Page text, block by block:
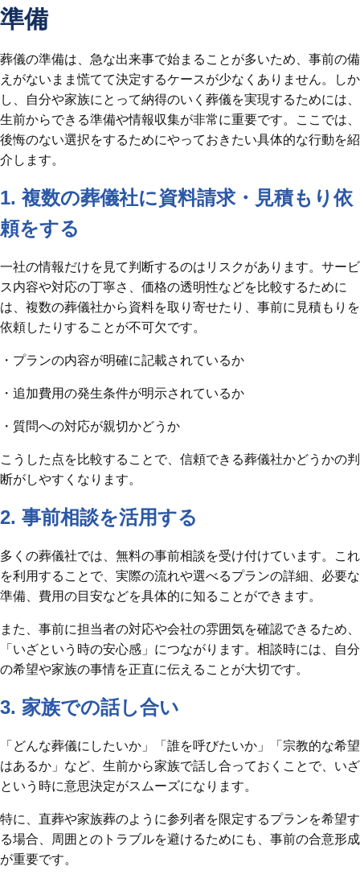
準備
葬儀の準備は、急な出来事で始まることが多いため、事前の備
えがないまま慌てて決定するケースが少なくありません。しか
し、自分や家族にとって納得のいく葬儀を実現するためには、
生前からできる準備や情報収集が非常に重要です。ここでは、
後悔のない選択をするためにやっておきたい具体的な行動を紹
介します。
1. 複数の葬儀社に資料請求・見積もり依
頼をする
一社の情報だけを見て判断するのはリスクがあります。サービ
ス内容や対応の丁寧さ、価格の透明性などを比較するために
は、複数の葬儀社から資料を取り寄せたり、事前に見積もりを
依頼したりすることが不可欠です。
・プランの内容が明確に記載されているか
・追加費用の発生条件が明示されているか
・質問への対応が親切かどうか
こうした点を比較することで、信頼できる葬儀社かどうかの判
断がしやすくなります。
2. 事前相談を活用する
多くの葬儀社では、無料の事前相談を受け付けています。これ
を利用することで、実際の流れや選べるプランの詳細、必要な
準備、費用の目安などを具体的に知ることができます。
また、事前に担当者の対応や会社の雰囲気を確認できるため、
「いざという時の安心感」につながります。相談時には、自分
の希望や家族の事情を正直に伝えることが大切です。
3. 家族での話し合い
「どんな葬儀にしたいか」「誰を呼びたいか」「宗教的な希望
はあるか」など、生前から家族で話し合っておくことで、いざ
という時に意思決定がスムーズになります。
特に、直葬や家族葬のように参列者を限定するプランを希望す
る場合、周囲とのトラブルを避けるためにも、事前の合意形成
が重要です。